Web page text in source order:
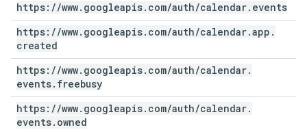
https: //www. googleapis. com/auth/calendar. events
https: //www. googleapis. com/auth/calendar.app .
created
https: //www. googleapis. com/auth/calendar.
events. freebusy
https: //www. googleapis. com/auth/calendar.
events. owned